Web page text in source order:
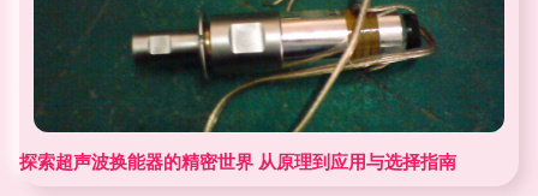
探索超声波换能器的精密世界 从原理到应用与选择指南